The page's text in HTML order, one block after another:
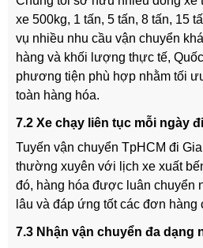
xe 500kg, 1 tấn, 5 tấn, 8 tấn, 15
vụ nhiều nhu cầu vận chuyển
hàng và khối lượng thực tế,
phương tiện phù hợp nhằm tối
toàn hàng hóa.
7.2 Xe chạy liên tục mỗi ngày
Tuyến vận chuyển TpHCM đi
thường xuyên với lịch xe xuất
đó, hàng hóa được luân chuyển
lâu và đáp ứng tốt các đơn hàng
7.3 Nhận vận chuyển đa dạng